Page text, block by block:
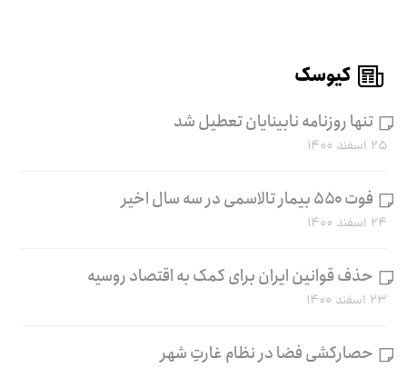
کیوسک
تنها روزنامه نابینایان تعطیل شد
۲۵ اسفند ۱۴۰۰
فوت ۵۵۰ بیمار تالاسمی در سه سال اخیر
۲۴ اسفند ۱۴۰۰
حذف قوانین ایران برای کمک به اقتصاد روسیه
۲۳ اسفند ۱۴۰۰
حصارکشی فضا در نظام غارتِ شهر